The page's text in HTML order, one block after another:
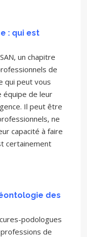
: qui est
un chapitre
de
qui peut vous
équipe de leur
Il peut être
ne
capacité à faire
certainement
des
podologues
de